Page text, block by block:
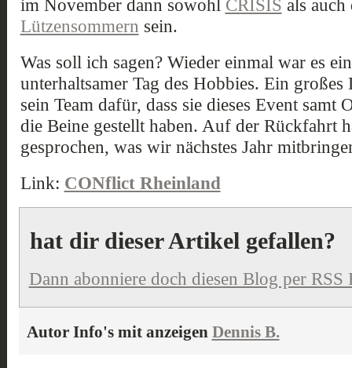
im November dann sowohl CRISIS als
Lützensommern sein.
Was soll ich sagen? Wieder einmal war es
unterhaltsamer Tag des Hobbies. Ein
sein Team dafür, dass sie dieses Event samt
die Beine gestellt haben. Auf der Rückfahrt
gesprochen, was wir nächstes Jahr
Link: CONflict Rheinland
hat dir dieser Artikel gefallen?
Dann abonniere doch diesen Blog per RSS
Autor Info's mit anzeigen Dennis B.